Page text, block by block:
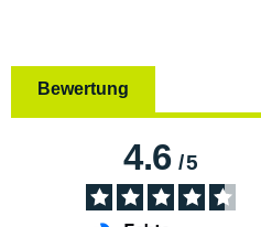
Bewertung
4.6/5